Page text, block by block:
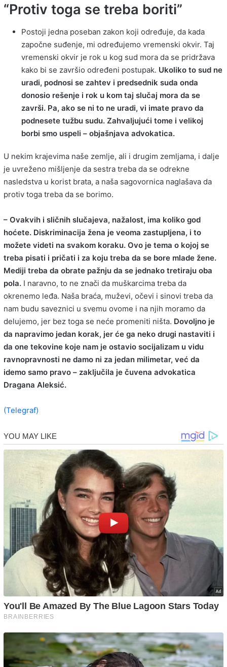
“Protiv toga se treba boriti”
Postoji jedna poseban zakon koji određuje, da kada
započne suđenje, mi određujemo vremenski okvir. Taj
vremenski okvir je rok u kog sud mora da se pridržava
kako bi se završio određeni postupak. Ukoliko to sud ne
uradi, podnosi se zahtev i predsednik suda onda
donosio rešenje i rok u kom taj slučaj mora da se
završi. Pa, ako se ni to ne uradi, vi imate pravo da
podnesete tužbu sudu. Zahvaljujući tome i velikoj
borbi smo uspeli – objašnjava advokatica.
U nekim krajevima naše zemlje, ali i drugim zemljama, i dalje
je uvreženo mišljenje da sestra treba da se odrekne
nasledstva u korist brata, a naša sagovornica naglašava da
protiv toga treba da se borimo.
– Ovakvih i sličnih slučajeva, nažalost, ima koliko god
hoćete. Diskriminacija žena je veoma zastupljena, i to
možete videti na svakom koraku. Ovo je tema o kojoj se
treba pisati i pričati i za koju treba da se bore mlade žene.
Mediji treba da obrate pažnju da se jednako tretiraju oba
pola. I naravno, to ne znači da muškarcima treba da
okrenemo leđa. Naša braća, muževi, očevi i sinovi treba da
nam budu saveznici u svemu ovome i na njih moramo da
delujemo, jer bez toga se neće promeniti ništa. Dovoljno je
da napravimo jedan korak, jer će ga neko drugi nastaviti i
da one tekovine koje nam je ostavio socijalizam u vidu
ravnopravnosti ne damo ni za jedan milimetar, već da
idemo samo pravo – zaključila je čuvena advokatica
Dragana Aleksić.
(Telegraf)